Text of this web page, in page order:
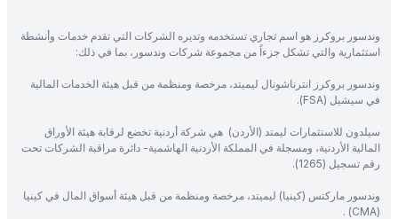
وندسور بروكرز هو اسم تجاري تستخدمه وتديره الشركات التي تقدم خدمات وأنشطة
استثمارية والتي تشكل جزءاً من مجموعة شركات وندسور، بما في ذلك:
وندسور بروكرز انترناشونال ليميتد، مرخصة ومنظمة من قبل هيئة الخدمات المالية
في سيشيل (FSA).
سيلدون للاستثمارات ليمتد (الأردن) هي شركة أردنية تخضع لرقابة هيئة الأوراق
المالية الأردنية، ومسجلة في المملكة الأردنية الهاشمية- دائرة مراقبة الشركات تحت
رقم تسجيل (1265).
وندسور ماركتس (كينيا) ليميتد، مرخصة ومنظمة من قبل هيئة أسواق المال في كينيا
(CMA) .